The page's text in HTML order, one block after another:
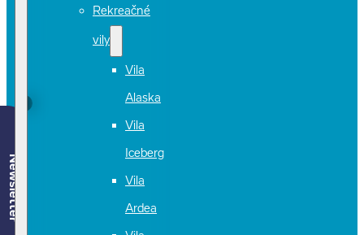
Rekreačné
vily
Vila
Alaska
Vila
Iceberg
Vila
Ardea
Newsletter